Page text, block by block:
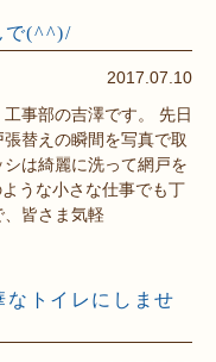
で(^^)/
2017.07.10
事部の吉澤です。 先日
替えの瞬間を写真で取
は綺麗に洗って網戸を
うな小さな仕事でも丁
皆さま気軽
なトイレにしませ